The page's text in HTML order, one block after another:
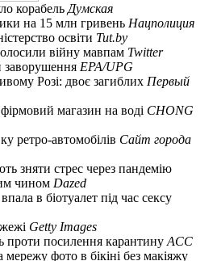
корабель Думская
на 15 млн гривень Нацполиция
освіти Tut.by
війну мавпам Twitter
заворушення EPA/UPG
Розі: двоє загиблих Первый
магазин на воді CHONG
ретро-автомобілів Сайт города
зняти стрес через пандемію
чином Dazed
в біотуалет під час сексу
Getty Images
проти посилення карантину АСС
фото в бікіні без макіяжу